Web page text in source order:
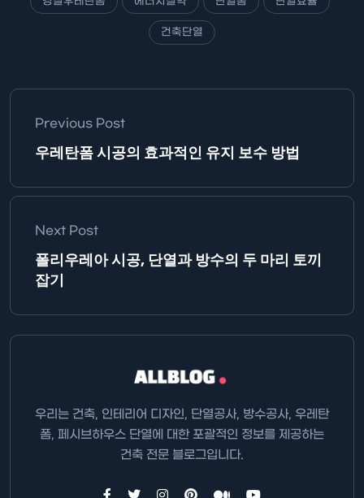
건축단열
Previous Post
우레탄폼 시공의 효과적인 유지 보수 방법
Next Post
폴리우레아 시공, 단열과 방수의 두 마리 토끼
잡기
우리는 건축, 인테리어 디자인, 단열공사, 방수공사, 우레탄
폼, 페시브하우스 단열에 대한 포괄적인 정보를 제공하는
건축 전문 블로그입니다.